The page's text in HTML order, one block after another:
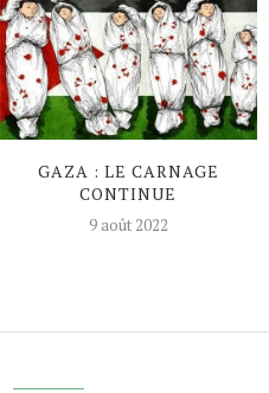
GAZA : LE CARNAGE
CONTINUE
9 août 2022